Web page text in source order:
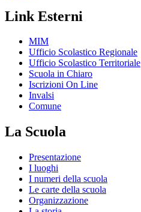
Link Esterni
MIM
Ufficio Scolastico Regionale
Ufficio Scolastico Territoriale
Scuola in Chiaro
Iscrizioni On Line
Invalsi
Comune
La Scuola
Presentazione
I luoghi
I numeri della scuola
Le carte della scuola
Organizzazione